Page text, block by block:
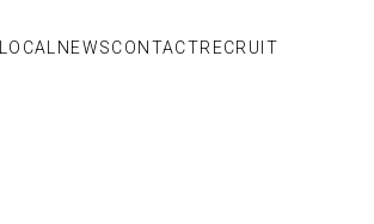
LOCAL NEWSCONTACTRECRUIT